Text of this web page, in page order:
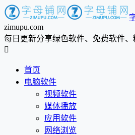
zimupu.com
每日更新分享绿色软件、免费软件、

首页
电脑软件
视频软件
媒体播放
应用软件
网络浏览